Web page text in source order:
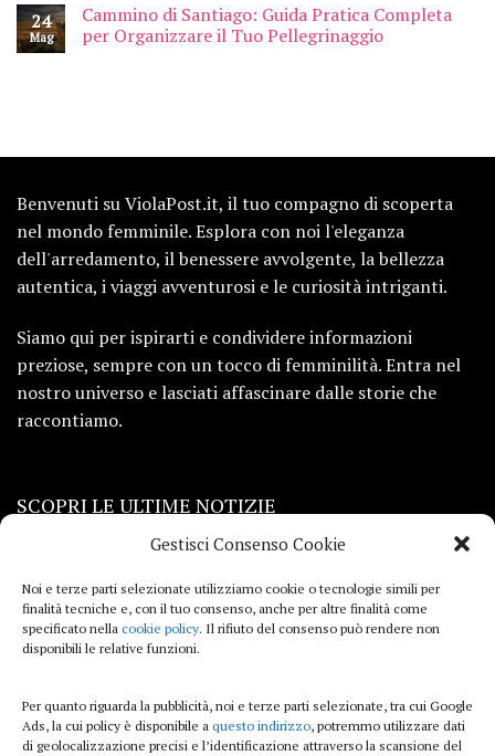
Gestisci Consenso Cookie
Noi e terze parti selezionate utilizziamo cookie o tecnologie simili per
finalità tecniche e, con il tuo consenso, anche per altre finalità come
specificato nella cookie policy. Il rifiuto del consenso può rendere non
disponibili le relative funzioni.
Per quanto riguarda la pubblicità, noi e terze parti selezionate, tra cui Google
Ads, la cui policy è disponibile a questo indirizzo, potremmo utilizzare dati
di geolocalizzazione precisi e l’identificazione attraverso la scansione del
24
Mag
Cammino di Santiago: Guida Pratica Completa
per Organizzare il Tuo Pellegrinaggio
Benvenuti su ViolaPost.it, il tuo compagno di scoperta
nel mondo femminile. Esplora con noi l'eleganza
dell'arredamento, il benessere avvolgente, la bellezza
autentica, i viaggi avventurosi e le curiosità intriganti.
Siamo qui per ispirarti e condividere informazioni
preziose, sempre con un tocco di femminilità. Entra nel
nostro universo e lasciati affascinare dalle storie che
raccontiamo.
SCOPRI LE ULTIME NOTIZIE
Viaggi
Beauty e benessere
Curiosità